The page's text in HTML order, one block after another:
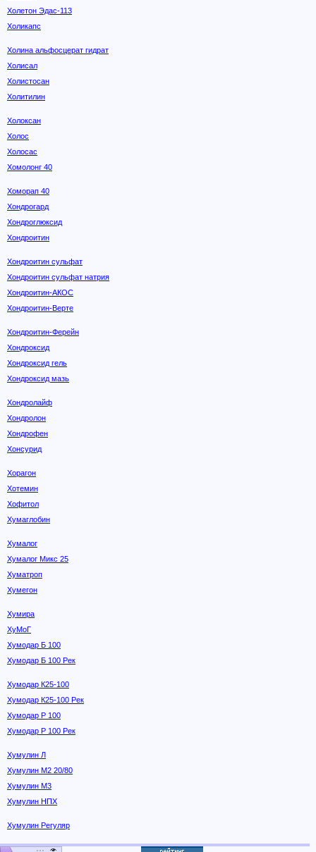
Холетон Эдас-113
Холикапс
Холина альфосцерат гидрат
Холисал
Холистосан
Холитилин
Холоксан
Холос
Холосас
Хомолонг 40
Хоморап 40
Хондрогард
Хондроглюксид
Хондроитин
Хондроитин сульфат
Хондроитин сульфат натрия
Хондроитин-АКОС
Хондроитин-Верте
Хондроитин-Ферейн
Хондроксид
Хондроксид гель
Хондроксид мазь
Хондролайф
Хондролон
Хондрофен
Хонсурид
Хорагон
Хотемин
Хофитол
Хумаглобин
Хумалог
Хумалог Микс 25
Хуматроп
Хумегон
Хумира
ХуМоГ
Хумодар Б 100
Хумодар Б 100 Рек
Хумодар К25-100
Хумодар К25-100 Рек
Хумодар Р 100
Хумодар Р 100 Рек
Хумулин Л
Хумулин М2 20/80
Хумулин М3
Хумулин НПХ
Хумулин Регуляр